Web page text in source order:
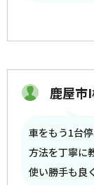
鹿屋市
車をもう1台
方法を丁寧に
使い勝手も良